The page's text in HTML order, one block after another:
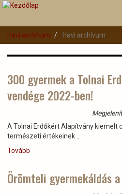
Ugrás
Havi archívum
Havi archívum
300 gyermek a Tolnai
vendége 2022-ben!
A Tolnai Erdőkért Alapítvány kiemelt
természeti értékeinek ...
Tovább
Tolnai
Örömteli gyermekáldás